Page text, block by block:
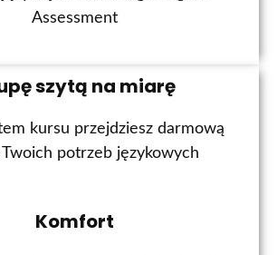
Assessment
szytą na miarę
kursu przejdziesz darmową
Twoich potrzeb językowych
Komfort